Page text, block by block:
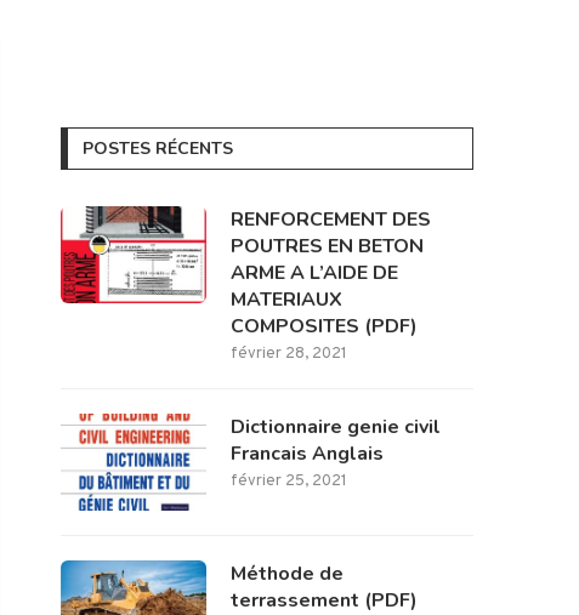
POSTES RÉCENTS
RENFORCEMENT DES
POUTRES EN BETON
ARME A L’AIDE DE
MATERIAUX
COMPOSITES (PDF)
février 28, 2021
Dictionnaire genie civil
Francais Anglais
février 25, 2021
Méthode de
terrassement (PDF)